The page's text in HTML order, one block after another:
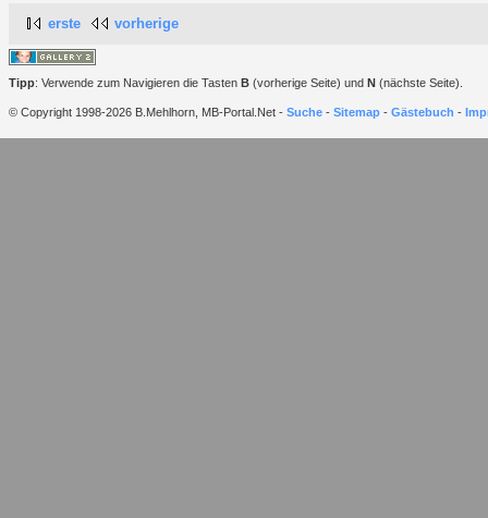
erste vorherige
Tipp: Verwende zum Navigieren die Tasten B (vorherige Seite) und N (nächste Seite).
© Copyright 1998-2026 B.Mehlhorn, MB-Portal.Net - Suche - Sitemap - Gästebuch -